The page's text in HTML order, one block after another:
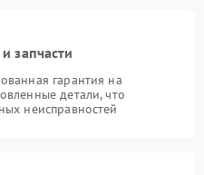
запчасти
гарантия на
детали, что
неисправностей